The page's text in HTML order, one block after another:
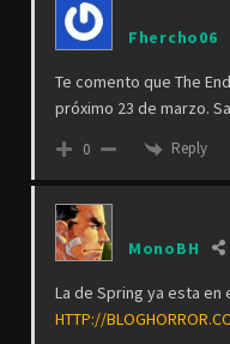
Fhercho06
Te comento que The
próximo 23 de marzo.
0 Reply
MonoBH
La de Spring ya esta en
HTTP://